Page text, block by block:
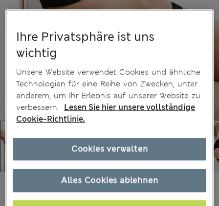
45 Bewertungen
Alle Preise enthalten Steuern und Abgaben
Ihre Privatsphäre ist uns
wichtig
Unsere Website verwendet Cookies und ähnliche
Technologien für eine Reihe von Zwecken, unter
anderem, um Ihr Erlebnis auf unserer Website zu
verbessern.
Lesen Sie hier unsere vollständige
Cookie-Richtlinie.
Alles Cookies ablehnen
Cookies verwalten